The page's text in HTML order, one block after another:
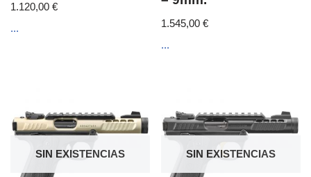
1.120,00 €
...
1.545,00€
...
SIN EXISTENCIAS SIN EXISTENCIAS